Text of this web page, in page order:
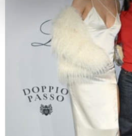
bestimmten Merkmalen
Erfahren Sie mehr darüber, wie
verarbeitet werden, und legen
Abschnitt Einzelheitenfest.
Wir verwenden Cookies, um
personalisieren, Funktionen für
zu können und die Zugriffe auf
analysieren. Außerdem geben
Verwendung unserer Website an
soziale Medien, Werbung und